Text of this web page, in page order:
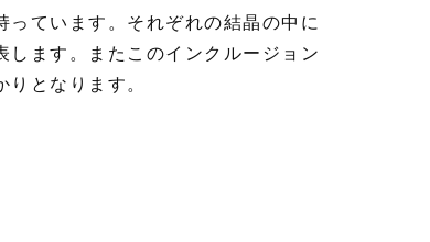
ています。それぞれの結晶の中に
ます。またこのインクルージョン
となります。